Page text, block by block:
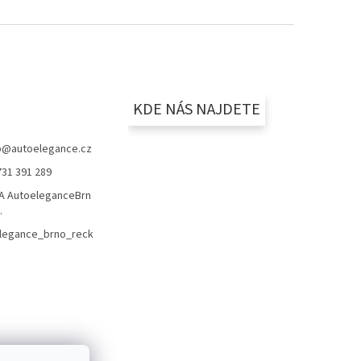
@autoelegance.cz
391 289
AutoeleganceBrn
KDE NÁS NAJDETE